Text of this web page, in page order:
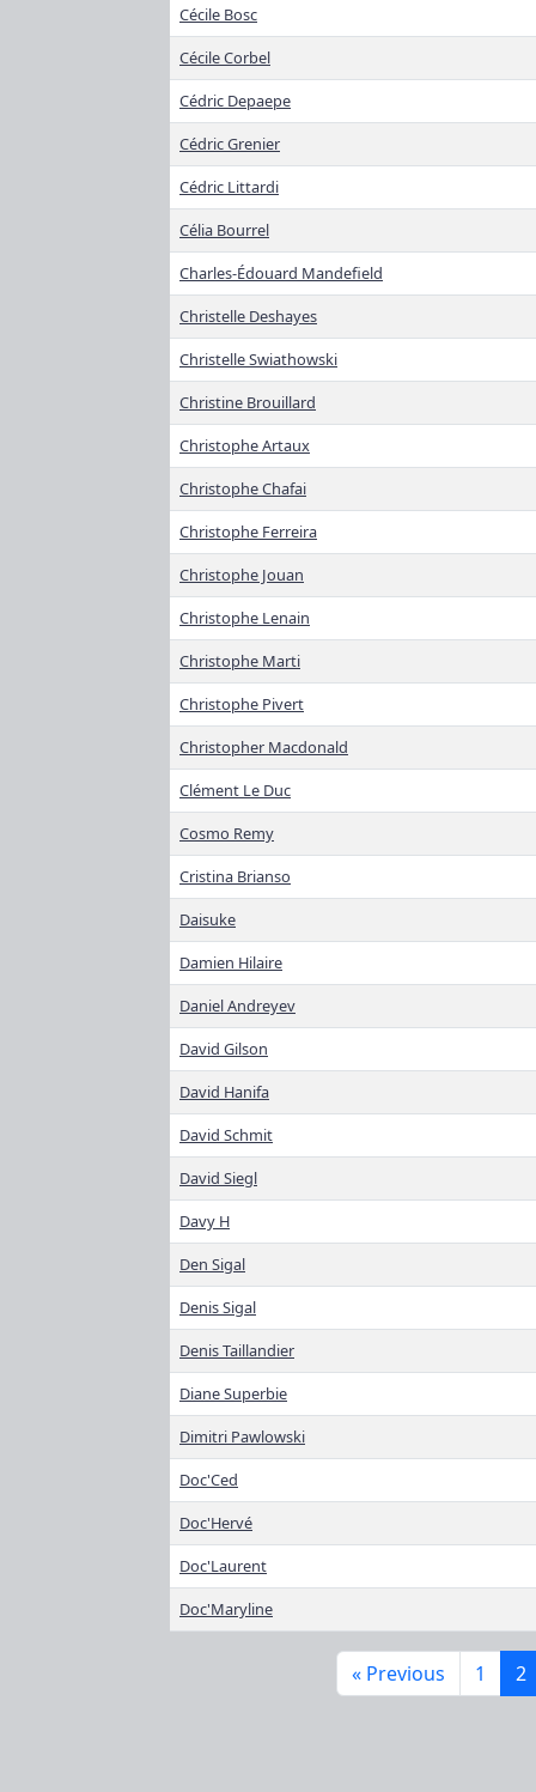
Cécile Bosc
Cécile Corbel
Cédric Depaepe
Cédric Grenier
Cédric Littardi
Célia Bourrel
Charles-Édouard Mandefield
Christelle Deshayes
Christelle Swiathowski
Christine Brouillard
Christophe Artaux
Christophe Chafai
Christophe Ferreira
Christophe Jouan
Christophe Lenain
Christophe Marti
Christophe Pivert
Christopher Macdonald
Clément Le Duc
Cosmo Remy
Cristina Brianso
Daisuke
Damien Hilaire
Daniel Andreyev
David Gilson
David Hanifa
David Schmit
David Siegl
Davy H
Den Sigal
Denis Sigal
Denis Taillandier
Diane Superbie
Dimitri Pawlowski
Doc'Ced
Doc'Hervé
Doc'Laurent
Doc'Maryline
« Previous 1 2